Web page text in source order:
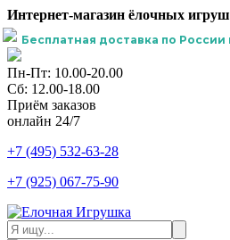
Интернет-магазин ёлочных
Бесплатная доставка по России
Пн-Пт: 10.00-20.00
Сб: 12.00-18.00
Приём заказов
онлайн 24/7
+7 (495) 532-63-28
+7 (925) 067-75-90